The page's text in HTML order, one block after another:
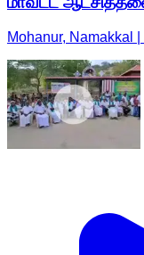
Mohanur, Namakkal